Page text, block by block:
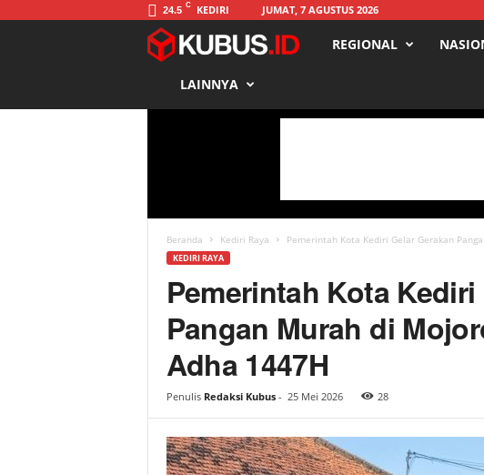
24.5 C KEDIRI JUMAT, 7 AGUSTUS 2026
s
REGIONAL
LAINNYA
Beranda Kediri Raya Pemerintah Kota Kediri Gelar Gerakan
KEDIRI RAYA
Pemerintah Kota
Pangan Murah di
Adha 1447H
Penulis Redaksi Kubus- 25 Mei 2026 28